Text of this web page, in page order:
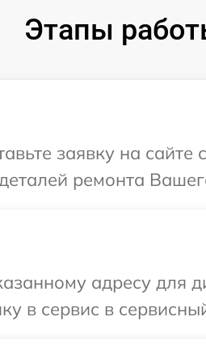
Этапы
заявку на
ремонта
адресу для
в сервис в